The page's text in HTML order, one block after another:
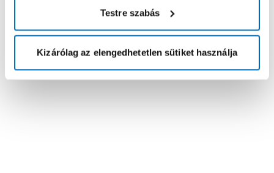
Testre szabás
Kizárólag az elengedhetetlen sütiket használja